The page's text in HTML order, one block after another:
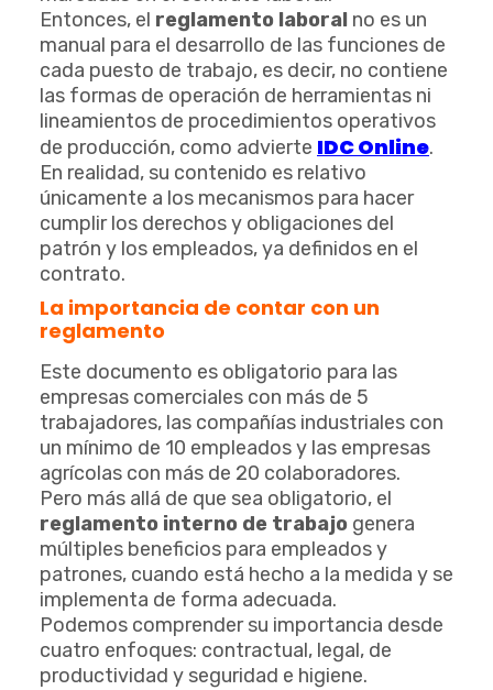
Entonces, el reglamento laboral no es un
manual para el desarrollo de las funciones de
cada puesto de trabajo, es decir, no contiene
las formas de operación de herramientas ni
lineamientos de procedimientos operativos
de producción, como advierte IDC Online.
En realidad, su contenido es relativo
únicamente a los mecanismos para hacer
cumplir los derechos y obligaciones del
patrón y los empleados, ya definidos en el
contrato.
La importancia de contar con un
reglamento
Este documento es obligatorio para las
empresas comerciales con más de 5
trabajadores, las compañías industriales con
un mínimo de 10 empleados y las empresas
agrícolas con más de 20 colaboradores.
Pero más allá de que sea obligatorio, el
reglamento interno de trabajo genera
múltiples beneficios para empleados y
patrones, cuando está hecho a la medida y se
implementa de forma adecuada.
Podemos comprender su importancia desde
cuatro enfoques: contractual, legal, de
productividad y seguridad e higiene.